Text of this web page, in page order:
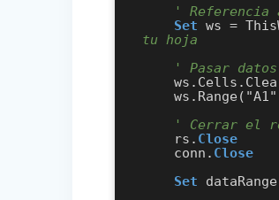
' Referencia
Set ws =
tu hoja
' Pasar
    ws.Cells.Clear
    ws.Range("A1").CopyFromRecordset rs
' Cerrar el
    rs.
Close
    conn.
Close
Set